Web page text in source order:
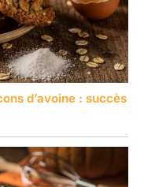
d’avoine : succès